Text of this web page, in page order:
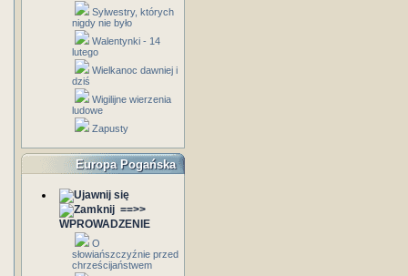
Sylwestry, których
nigdy nie było
Walentynki - 14
lutego
Wielkanoc dawniej i
dziś
Wigilijne wierzenia
ludowe
Zapusty
Europa Pogańska
==>>
WPROWADZENIE
O
słowiańszczyźnie przed
chrześcijaństwem